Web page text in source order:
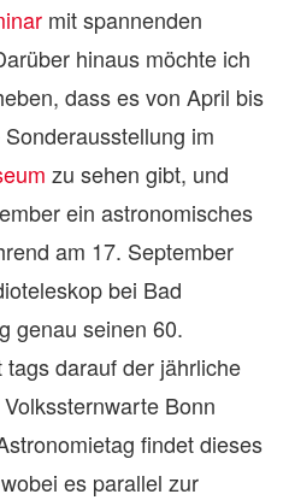
mit spannenden
hinaus möchte ich
dass es von April bis
im
zu sehen gibt, und
ein astronomisches
am 17. September
bei Bad
genau seinen 60.
darauf der jährliche
Bonn
findet dieses
es parallel zur